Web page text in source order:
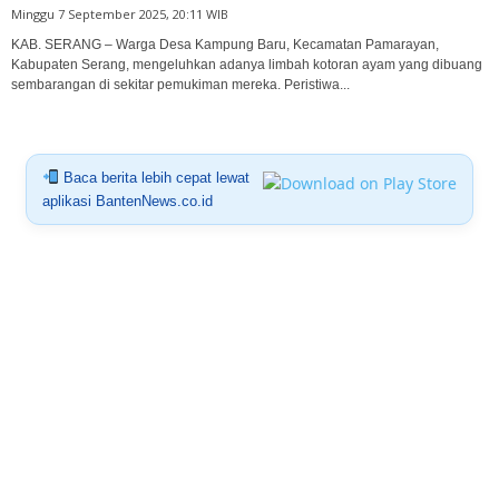
Minggu 7 September 2025, 20:11 WIB
KAB. SERANG – Warga Desa Kampung Baru, Kecamatan Pamarayan,
Kabupaten Serang, mengeluhkan adanya limbah kotoran ayam yang dibuang
sembarangan di sekitar pemukiman mereka. Peristiwa...
Baca berita lebih cepat lewat
aplikasi BantenNews.co.id